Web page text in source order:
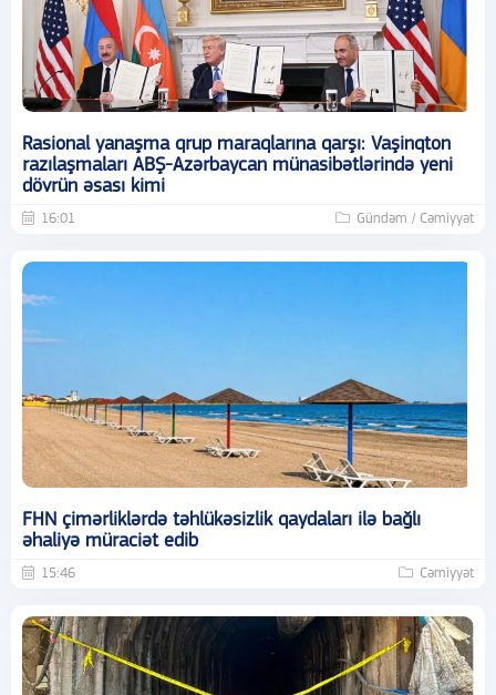
Rasional yanaşma qrup maraqlarına qarşı: Vaşinqton
razılaşmaları ABŞ-Azərbaycan münasibətlərində yeni
dövrün əsası kimi
16:01 Gündəm / Cəmiyyət
FHN çimərliklərdə təhlükəsizlik qaydaları ilə bağlı
əhaliyə müraciət edib
15:46 Cəmiyyət